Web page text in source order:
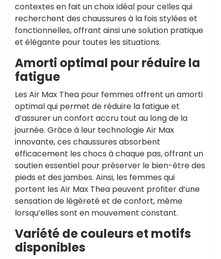
contextes en fait un choix idéal pour celles qui
recherchent des chaussures à la fois stylées et
fonctionnelles, offrant ainsi une solution pratique
et élégante pour toutes les situations.
Amorti optimal pour réduire la
fatigue
Les Air Max Thea pour femmes offrent un amorti
optimal qui permet de réduire la fatigue et
d’assurer un confort accru tout au long de la
journée. Grâce à leur technologie Air Max
innovante, ces chaussures absorbent
efficacement les chocs à chaque pas, offrant un
soutien essentiel pour préserver le bien-être des
pieds et des jambes. Ainsi, les femmes qui
portent les Air Max Thea peuvent profiter d’une
sensation de légèreté et de confort, même
lorsqu’elles sont en mouvement constant.
Variété de couleurs et motifs
disponibles